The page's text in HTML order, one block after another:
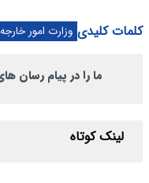
کلمات کلیدی وزارت امور
ما را در پیام رسان
لینک کوتاه